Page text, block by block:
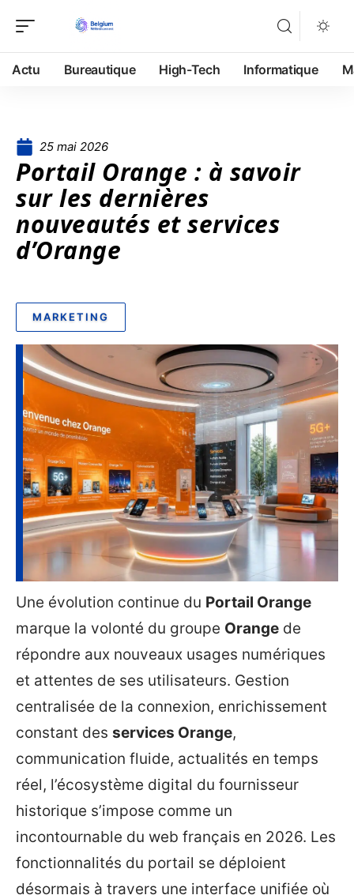
Actu Bureautique High-Tech Informatique
25 mai 2026
Portail Orange : à savoir
sur les dernières
nouveautés et services
d’Orange
MARKETING
Une évolution continue du Portail Orange
marque la volonté du groupe Orange de
répondre aux nouveaux usages numériques
et attentes de ses utilisateurs. Gestion
centralisée de la connexion, enrichissement
constant des services Orange,
communication fluide, actualités en temps
réel, l’écosystème digital du fournisseur
historique s’impose comme un
incontournable du web français en 2026. Les
fonctionnalités du portail se déploient
désormais à travers une interface unifiée où